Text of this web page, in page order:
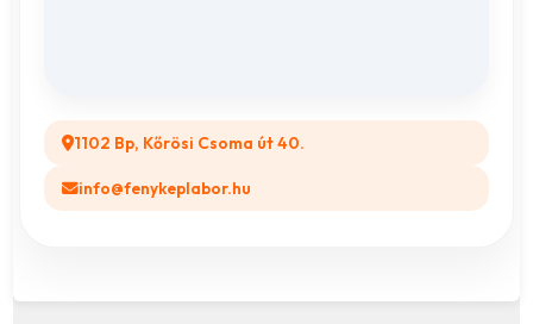
1102 Bp, Kőrösi Csoma út 40.
info@fenykeplabor.hu